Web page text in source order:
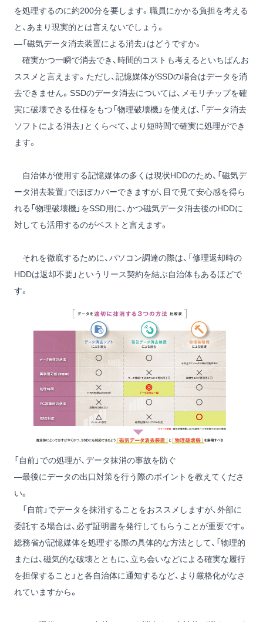
を処理するのに約200分を要します。職員にかかる負担を考える
と、あまり現実的とは言えないでしょう。
―「磁気データ消去装置による消去」はどうですか。
確実かつ一瞬で消去でき、時間的コストも考えるといちばんお
ススメと言えます。ただし、記憶媒体がSSDの場合はデータを消
去できません。SSDのデータ消去については、メモリチップを確
実に破壊できる仕様をもつ「物理破壊機」を使えば、「データ消去
ソフトによる消去」とくらべて、より短時間で確実に処理ができ
ます。
自治体が使用する記憶媒体の多くは現状HDDのため、「磁気デ
ータ消去装置」でほぼカバーできますが、目で見て安心感を得ら
れる「物理破壊機」をSSD用に、かつ磁気データ消去後のHDDに
対しても活用するのがベストと言えます。
それを徹底するために、パソコン調達の際は、「修理返却時の
HDDは返却不要」というリース契約を結ぶ自治体もあるほどで
す。
「自前」での処理が、データ抹消の事故を防ぐ
―最後にデータの出口対策を行う際のポイントを教えてくださ
い。
「自前」でデータを抹消することをおススメしますが、外部に
委託する場合は、必ず証明書を発行してもらうことが重要です。
総務省が記憶媒体を処理する際の具体的な方法として、「物理的
または、磁気的な破壊とともに、立ち会いなどによる確実な履行
を担保すること」と各自治体に通知するなど、より厳格化がなさ
れていますから。